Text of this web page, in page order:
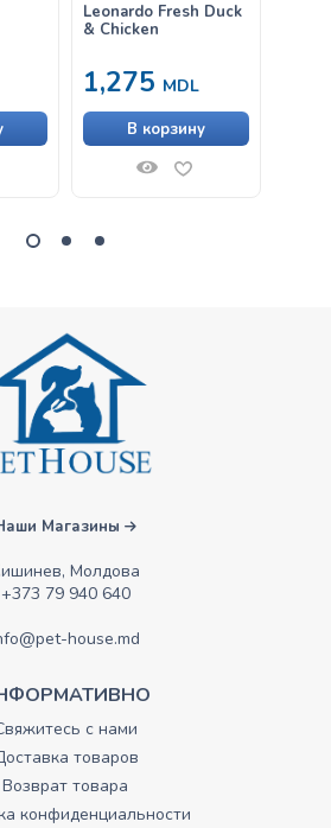
Leonardo Fresh Duck
& Chicken
1,275 MDL
В корзину
Магазины
Молдова
+373 79 940 640
house.md
с нами
товаров
Возврат товара
конфиденциальности